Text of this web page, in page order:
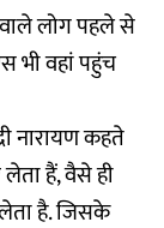
वाले लोग पहले से
भी वहां पहुंच
नारायण कहते
हैं, वैसे ही
है. जिसके